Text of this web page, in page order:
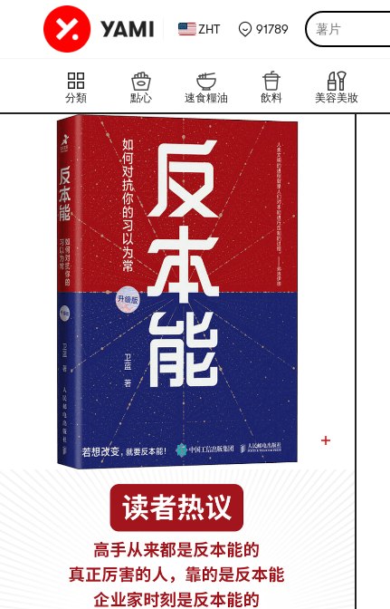
ZHT 91789 薯片
分類 點心 速食糧油 飲料 美容美妝